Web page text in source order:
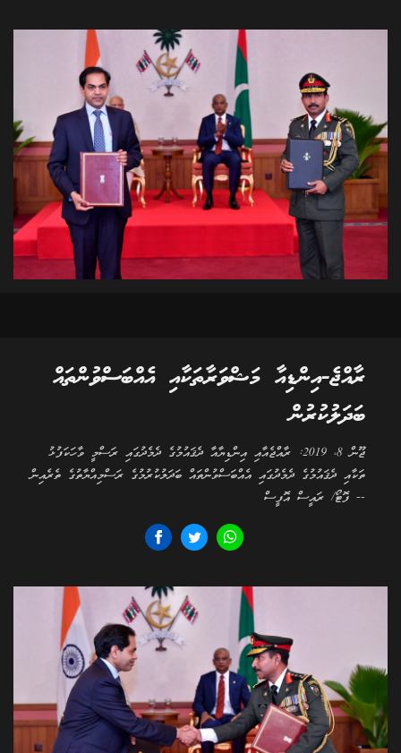
ރާއްޖެ-އިންޑިއާ މަޝްވަރާތަކާއި އެއްބަސްވުންތައް
ބަދަލުކުރުން
ޖޫން 8، 2019: ރާއްޖެއާއި އިންޑިޔާއާ ދެޤައުމުގެ ދެމެދުގައި ރަސްމީ ވާހަކަފުޅު
ތަކާއި ދެޤައުމުގެ ދެމެދުގައި އެއްބަސްވުންތައް ބަދަލުކުރުމުގެ ރަސްމިއްޔާތުގެ ތެރެއިން
-- ފޮޓޯ/ ރައީސް އޮފީސް